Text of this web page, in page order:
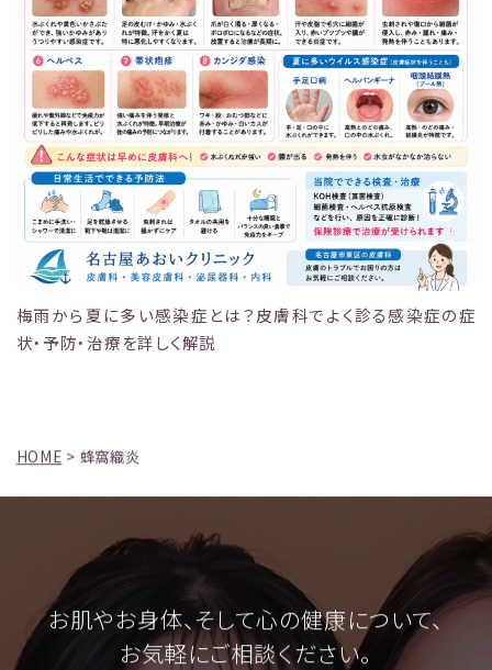
梅雨から夏に多い感染症とは？皮膚科でよく診る感染症の症
状・予防・治療を詳しく解説
HOME > 蜂窩織炎
お肌やお身体、そして心の健康について、
お気軽にご相談ください。